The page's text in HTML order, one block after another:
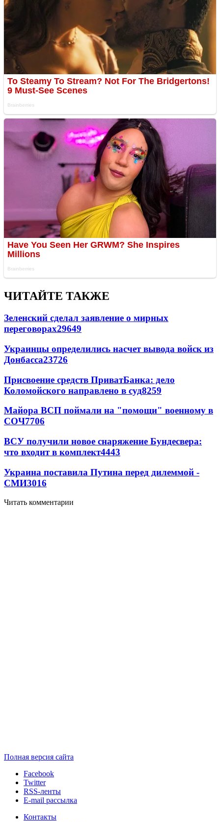
ЧИТАЙТЕ ТАКЖЕ
Зеленский сделал заявление о мирных
переговорах29649
Украинцы определились насчет вывода войск из
Донбасса23726
Присвоение средств ПриватБанка: дело
Коломойского направлено в суд8259
Майора ВСП поймали на "помощи" военному в
СОЧ7706
ВСУ получили новое снаряжение Бундесвера:
что входит в комплект4443
Украина поставила Путина перед дилеммой -
СМИ3016
Читать комментарии
Полная версия сайта
Facebook
Twitter
RSS-ленты
E-mail рассылка
Контакты